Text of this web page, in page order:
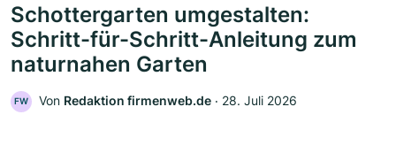
Schottergarten umgestalten:
Schritt-für-Schritt-Anleitung zum
naturnahen Garten
FW Von Redaktion firmenweb.de ‧ 28. Juli 2026